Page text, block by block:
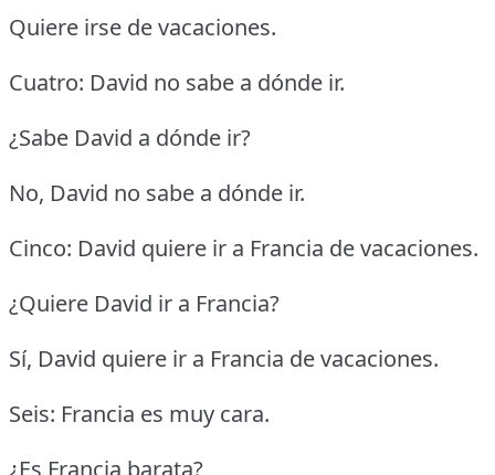
Quiere irse de vacaciones.
Cuatro: David no sabe a dónde ir.
¿Sabe David a dónde ir?
No, David no sabe a dónde ir.
Cinco: David quiere ir a Francia de vacaciones.
¿Quiere David ir a Francia?
Sí, David quiere ir a Francia de vacaciones.
Seis: Francia es muy cara.